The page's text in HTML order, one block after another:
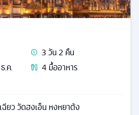
3วัน2 คืน
.ค.
4 มื้ออาหาร
ยว วัดฮงเอ็น หงหยาต้ง